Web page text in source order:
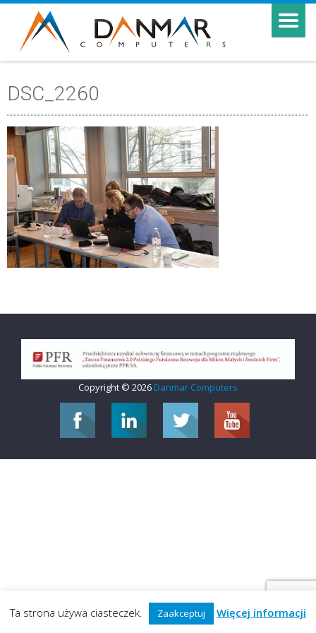
DSC_2260
Copyright © 2026 Danmar Computers
Ta strona używa ciasteczek. Zaakceptuj Więcej informacji